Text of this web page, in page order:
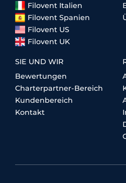
Filovent Italien
Filovent Spanien
Filovent US
Filovent UK
SIE UND WIR
Bewertungen
Charterpartner-Bereich
Kundenbereich
Kontakt